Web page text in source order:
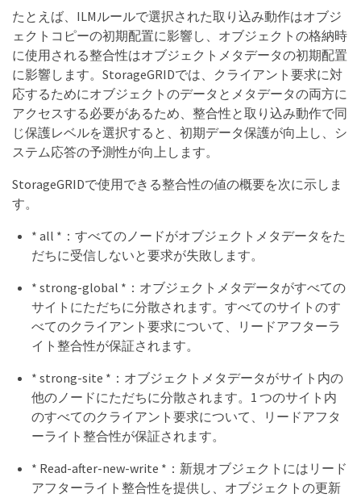
たとえば、ILMルールで選択された取り込み動作はオブジ
ェクトコピーの初期配置に影響し、オブジェクトの格納時
に使用される整合性はオブジェクトメタデータの初期配置
に影響します。StorageGRIDでは、クライアント要求に対
応するためにオブジェクトのデータとメタデータの両方に
アクセスする必要があるため、整合性と取り込み動作で同
じ保護レベルを選択すると、初期データ保護が向上し、シ
ステム応答の予測性が向上します。
StorageGRIDで使用できる整合性の値の概要を次に示しま
す。
* all *：すべてのノードがオブジェクトメタデータをた
だちに受信しないと要求が失敗します。
* strong-global *：オブジェクトメタデータがすべての
サイトにただちに分散されます。すべてのサイトのす
べてのクライアント要求について、リードアフターラ
イト整合性が保証されます。
* strong-site *：オブジェクトメタデータがサイト内の
他のノードにただちに分散されます。1 つのサイト内
のすべてのクライアント要求について、リードアフタ
ーライト整合性が保証されます。
* Read-after-new-write *：新規オブジェクトにはリード
アフターライト整合性を提供し、オブジェクトの更新